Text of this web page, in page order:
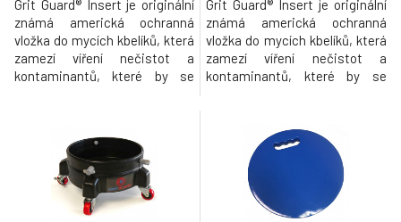
Grit Guard® Insert je originální
známá americká ochranná
vložka do mycích kbelíků, která
zamezí víření nečistot a
kontaminantů, které by se
Grit Guard® Insert je originální
známá americká ochranná
vložka do mycích kbelíků, která
zamezí víření nečistot a
kontaminantů, které by se
lak či jiný umývaný povrch.